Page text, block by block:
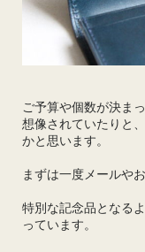
ご予算や個数が決ま
想像されていたりと
かと思います。
まずは一度メールや
特別な記念品となる
っています。